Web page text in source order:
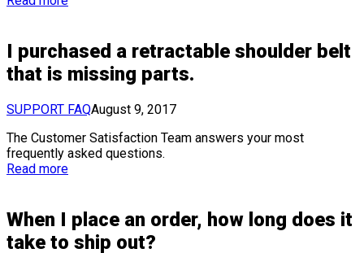
I purchased a retractable shoulder belt
that is missing parts.
SUPPORT FAQAugust 9, 2017
The Customer Satisfaction Team answers your most
frequently asked questions.
Read more
When I place an order, how long does it
take to ship out?